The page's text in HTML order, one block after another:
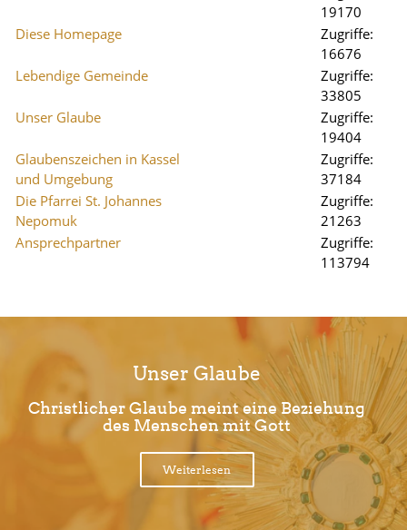
19170
Diese Homepage
Zugriffe:
16676
Lebendige Gemeinde
Zugriffe:
33805
Unser Glaube
Zugriffe:
19404
Glaubenszeichen in Kassel
und Umgebung
Zugriffe:
37184
Die Pfarrei St. Johannes
Nepomuk
Zugriffe:
21263
Ansprechpartner
Zugriffe:
113794
Unser Glaube
Christlicher Glaube meint eine Beziehung
des Menschen mit Gott
Weiterlesen